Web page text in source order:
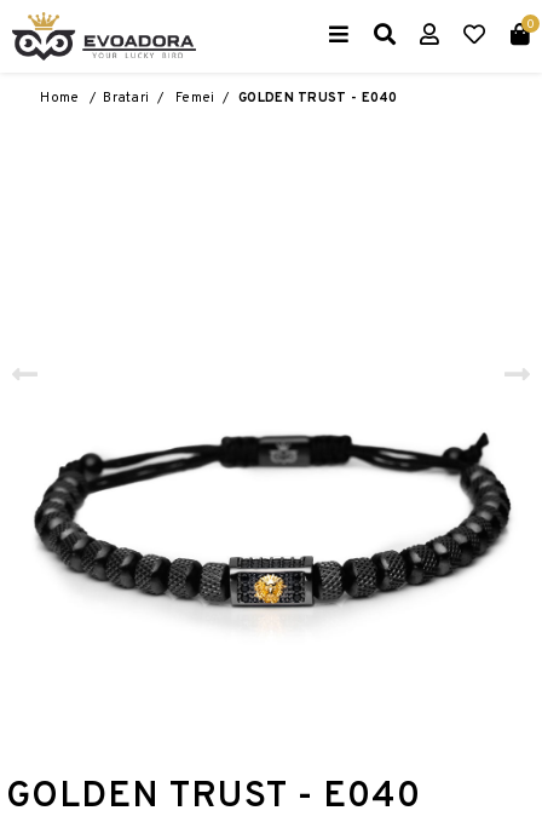
0
Home / Bratari / Femei / GOLDEN TRUST - E040
GOLDEN TRUST - E040